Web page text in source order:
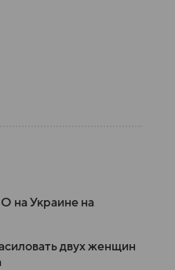
на Украине на
двух женщин